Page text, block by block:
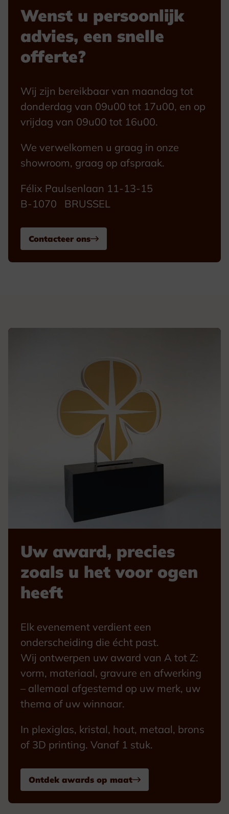
Wenst u persoonlijk
advies, een snelle
offerte?
Wij zijn bereikbaar van maandag tot
donderdag van 09u00 tot 17u00, en op
vrijdag van 09u00 tot 16u00.
We verwelkomen u graag in onze
showroom, graag op afspraak.
Félix Paulsenlaan 11-13-15
B-1070 BRUSSEL
Contacteer ons
Uw award, precies
zoals u het voor ogen
heeft
Elk evenement verdient een
onderscheiding die écht past.
Wij ontwerpen uw award van A tot Z:
vorm, materiaal, gravure en afwerking
– allemaal afgestemd op uw merk, uw
thema of uw winnaar.
In plexiglas, kristal, hout, metaal, brons
of 3D printing. Vanaf 1 stuk.
Ontdek awards op maat